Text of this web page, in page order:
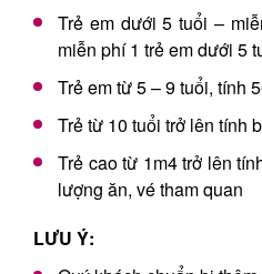
Trẻ em dưới 5 tuổi –
miễn phí 1 trẻ em dưới 5
Trẻ em từ 5 – 9 tuổi, tính
Trẻ từ 10 tuổi trở lên tính
Trẻ cao từ 1m4 trở lên
lượng ăn, vé tham quan
LƯU Ý: